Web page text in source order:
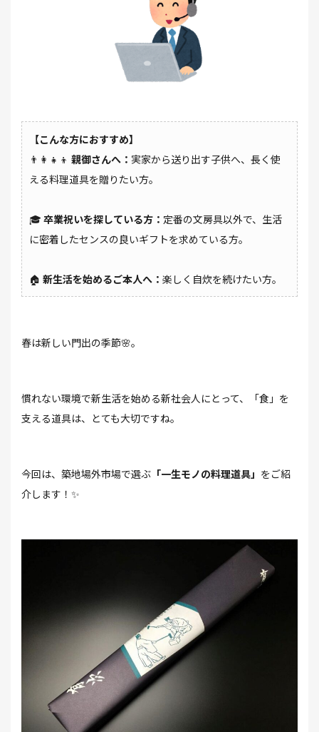
【こんな方におすすめ】
👨‍👩‍👧‍👦 親御さんへ： 実家から送り出す子供へ、長く使
える料理道具を贈りたい方。
🎓 卒業祝いを探している方： 定番の文房具以外で、生活
に密着したセンスの良いギフトを求めている方。
🏠 新生活を始めるご本人へ： 楽しく自炊を続けたい方。
春は新しい門出の季節🌸。
慣れない環境で新生活を始める新社会人にとって、「食」を
支える道具は、とても大切ですね。
今回は、築地場外市場で選ぶ 「一生モノの料理道具」 をご紹
介します！✨